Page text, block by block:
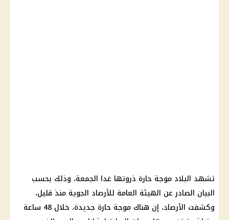
تشهد البلاد موجة حارة ذروتها غدا الجمعة، وذلك بحسب
البيان الصادر عن الهيئة العامة للأرصاد الجوية منذ قليل،
وكشفت الأرصاد، إن هناك موجة حارة جديدة، خلال 48 ساعة